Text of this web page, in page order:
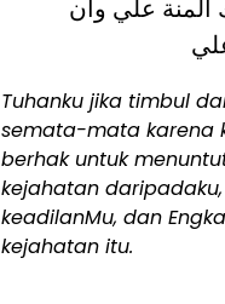
علي وان
Tuhanku jika timbul
semata-mata karena
berhak untuk
kejahatan
keadilanMu, dan
kejahatan itu.